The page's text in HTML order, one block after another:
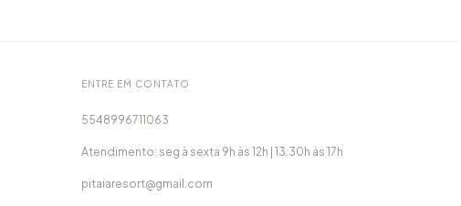
ENTRE EM CONTATO
5548996711063
Atendimento: seg à sexta 9h às 12h | 13:30h às 17h
pitaiaresort@gmail.com